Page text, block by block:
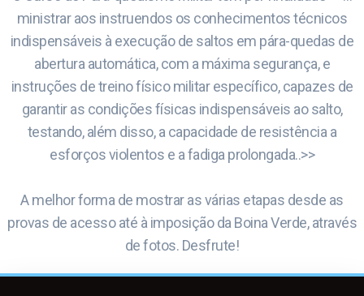
ministrar aos instruendos os conhecimentos técnicos
indispensáveis à execução de saltos em pára-quedas de
abertura automática, com a máxima segurança, e
instruções de treino físico militar específico, capazes de
garantir as condições físicas indispensáveis ao salto,
testando, além disso, a capacidade de resistência a
esforços violentos e a fadiga prolongada..>>
A melhor forma de mostrar as várias etapas desde as
provas de acesso até à imposição da Boina Verde, através
de fotos. Desfrute!